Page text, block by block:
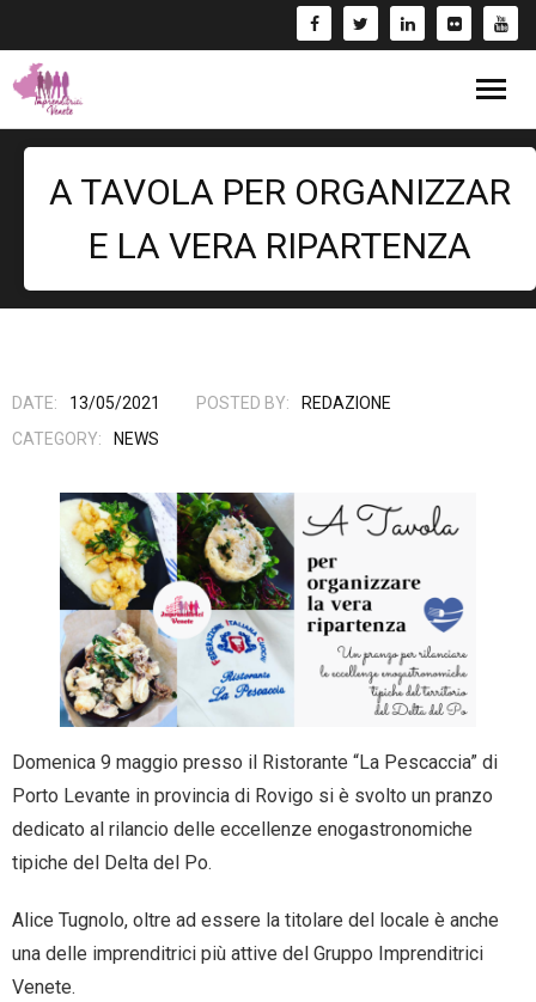
- Corsi/Webinar
Rassegna Stampa
Fai una Donazione e entra nel Circuito GIV!
- Entra nel Circuito
Contatti
A TAVOLA PER ORGANIZZAR
E LA VERA RIPARTENZA
DATE: 13/05/2021 POSTED BY:
REDAZIONE
CATEGORY:
NEWS
Domenica 9 maggio presso il Ristorante “La Pescaccia” di
Porto Levante in provincia di Rovigo si è svolto un pranzo
dedicato al rilancio delle eccellenze enogastronomiche
tipiche del Delta del Po.
Alice Tugnolo, oltre ad essere la titolare del locale è anche
una delle imprenditrici più attive del Gruppo Imprenditrici
Venete.